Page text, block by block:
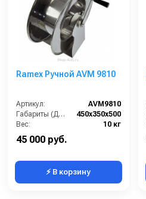
Ramex Ручной AVM 9810
Артикул:
AVM9810
Габариты (ДхШхВ):
450x350x500
Вес:
10 кг
45 000 руб.
⚡ В корзину